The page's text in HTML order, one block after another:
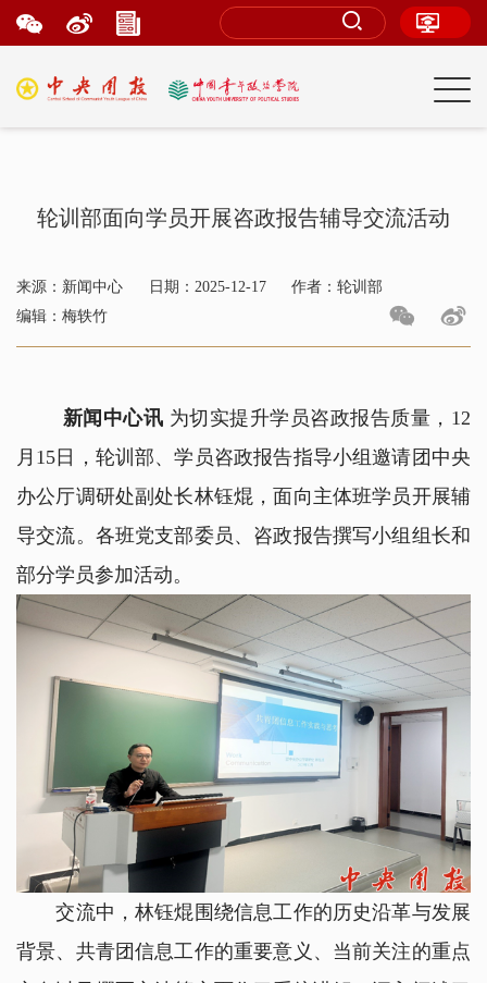
轮训部面向学员开展咨政报告辅导交流活动
来源：新闻中心 日期：2025-12-17
作者：轮训部
编辑：梅轶竹
新闻中心讯 为切实提升学员咨政报告质量，12
月15日，轮训部、学员咨政报告指导小组邀请团中央
办公厅调研处副处长林钰焜，面向主体班学员开展辅
导交流。各班党支部委员、咨政报告撰写小组组长和
部分学员参加活动。
交流中，林钰焜 围绕信息工作的历史沿革与发展
背景、共青团信息工作的重要意义、当前关注的重点